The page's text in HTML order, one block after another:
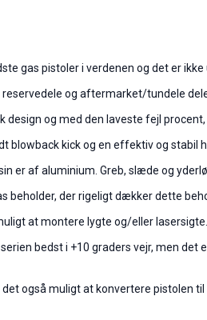
gas pistoler i verdenen og det er ikke
og aftermarket/tundele dele
og med den laveste fejl
blowback kick og en effektiv og stabil
er af aluminium. Greb, slæde og
beholder, der rigeligt dækker dette
at montere lygte og/eller
bedst i +10 graders vejr, men
også muligt at konvertere pistolen